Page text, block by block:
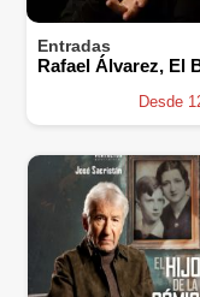
Entradas
Rafael Álvarez, El
Desde